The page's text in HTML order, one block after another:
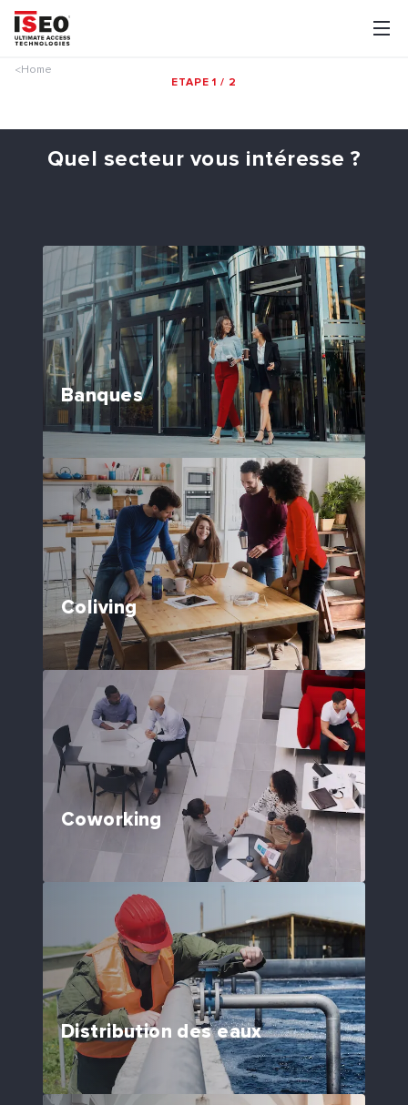
<Home
ETAPE 1 / 2
Quel secteur vous intéresse ?
Banques
Coliving
Coworking
Distribution des eaux